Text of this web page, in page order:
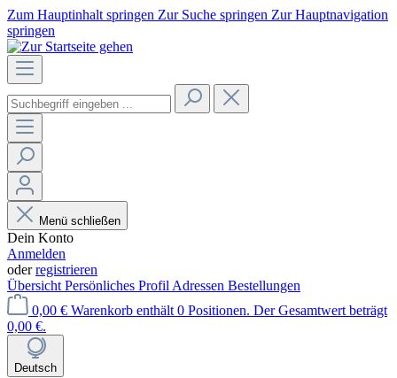
Zum Hauptinhalt springen Zur Suche springen Zur Hauptnavigation
springen
Menü schließen
Dein Konto
Anmelden
oderregistrieren
Übersicht Persönliches Profil Adressen Bestellungen
0,00 € Warenkorb enthält 0 Positionen. Der Gesamtwert beträgt
0,00 €.
Deutsch